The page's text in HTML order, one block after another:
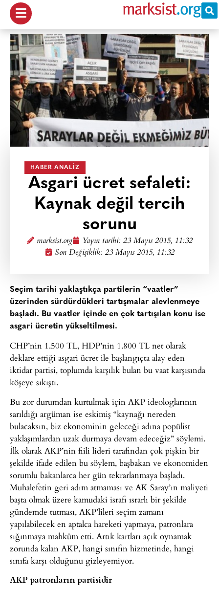
HABER ANALIZ
Asgari ücret sefaleti:
Kaynak değil tercih
sorunu
marksist.org Yayın tarihi: 23 Mayıs 2015, 11:32
Son Değişiklik: 23 Mayıs 2015, 11:32
Seçim tarihi yaklaştıkça partilerin “vaatler”
üzerinden sürdürdükleri tartışmalar alevlenmeye
başladı. Bu vaatler içinde en çok tartışılan konu ise
asgari ücretin yükseltilmesi.
CHP’nin 1.500 TL, HDP’nin 1.800 TL net olarak
deklare ettiği asgari ücret ile başlangıçta alay eden
iktidar partisi, toplumda karşılık bulan bu vaat karşısında
köşeye sıkıştı.
Bu zor durumdan kurtulmak için AKP ideologlarının
sarıldığı argüman ise eskimiş “kaynağı nereden
bulacaksın, biz ekonominin geleceği adına popülist
yaklaşımlardan uzak durmaya devam edeceğiz” söylemi.
İlk olarak AKP’nin fiili lideri tarafından çok pişkin bir
şekilde ifade edilen bu söylem, başbakan ve ekonomiden
sorumlu bakanlarca her gün tekrarlanmaya başladı.
Muhalefetin geri adım atmaması ve AK Saray’ın maliyeti
başta olmak üzere kamudaki israfı ısrarlı bir şekilde
gündemde tutması, AKP’lileri seçim zamanı
yapılabilecek en aptalca hareketi yapmaya, patronlara
sığınmaya mahkûm etti. Artık kartları açık oynamak
zorunda kalan AKP, hangi sınıfın hizmetinde, hangi
sınıfa karşı olduğunu gizleyemiyor.
AKP patronların partisidir